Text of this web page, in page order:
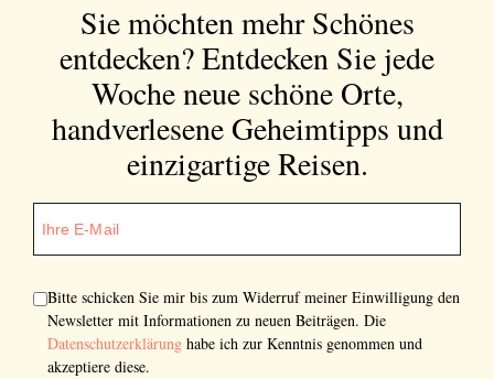
Sie möchten mehr Schönes
entdecken?Entdecken Sie jede
Woche neue schöne Orte,
handverlesene Geheimtipps und
einzigartige Reisen.
Bitte schicken Sie mir bis zum Widerruf meiner Einwilligung den
Newsletter mit Informationen zu neuen Beiträgen. Die
Datenschutzerklärung habe ich zur Kenntnis genommen und
akzeptiere diese.